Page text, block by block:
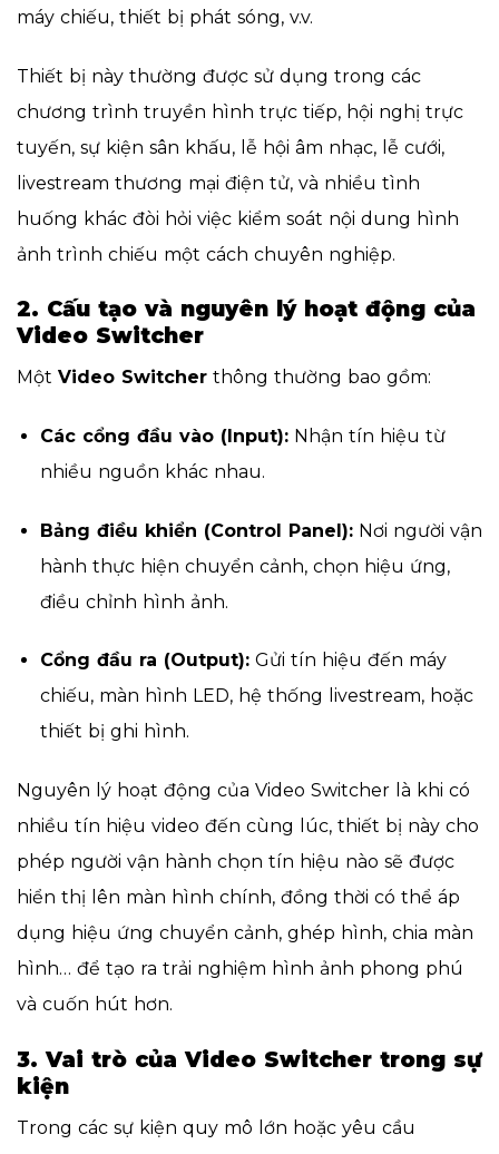
máy chiếu, thiết bị phát sóng, v.v.
Thiết bị này thường được sử dụng trong các
chương trình truyền hình trực tiếp, hội nghị trực
tuyến, sự kiện sân khấu, lễ hội âm nhạc, lễ cưới,
livestream thương mại điện tử, và nhiều tình
huống khác đòi hỏi việc kiểm soát nội dung hình
ảnh trình chiếu một cách chuyên nghiệp.
2. Cấu tạo và nguyên lý hoạt động của
Video Switcher
Một Video Switcher thông thường bao gồm:
Các cổng đầu vào (Input):Nhận tín hiệu từ
nhiều nguồn khác nhau.
Bảng điều khiển (Control Panel):Nơi người vận
hành thực hiện chuyển cảnh, chọn hiệu ứng,
điều chỉnh hình ảnh.
Cổng đầu ra (Output):Gửi tín hiệu đến máy
chiếu, màn hình LED, hệ thống livestream, hoặc
thiết bị ghi hình.
Nguyên lý hoạt động của Video Switcher là khi có
nhiều tín hiệu video đến cùng lúc, thiết bị này cho
phép người vận hành chọn tín hiệu nào sẽ được
hiển thị lên màn hình chính, đồng thời có thể áp
dụng hiệu ứng chuyển cảnh, ghép hình, chia màn
hình… để tạo ra trải nghiệm hình ảnh phong phú
và cuốn hút hơn.
3. Vai trò của Video Switcher trong sự
kiện
Trong các sự kiện quy mô lớn hoặc yêu cầu